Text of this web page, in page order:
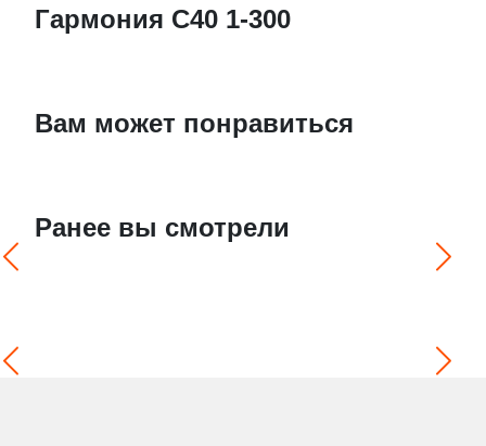
Гармония С40 1-300
Вам может понравиться
Ранее вы смотрели